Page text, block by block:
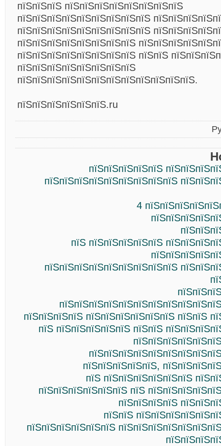
пїЅпїЅпїЅ пїЅпїЅпїЅпїЅпїЅпїЅпїЅпїЅ
пїЅпїЅпїЅпїЅпїЅпїЅпїЅпїЅпїЅ
пїЅпїЅпїЅпїЅпїЅпїЅпїЅпїЅпїЅ
пїЅпїЅпїЅпїЅпїЅпїЅпїЅпїЅ
пїЅпїЅпїЅпїЅпїЅпїЅпїЅпїЅ пїЅпїЅ
пїЅпїЅпїЅпїЅпїЅпїЅпїЅпїЅ
пїЅпїЅпїЅпїЅпїЅпїЅпїЅпїЅпїЅпїЅпїЅпїЅ.
пїЅпїЅпїЅпїЅпїЅпїЅ.ru
пїЅпїЅпїЅпїЅпїЅ
пїЅпїЅпїЅпїЅпїЅпїЅпїЅпїЅпїЅ
4
пїЅ пїЅпїЅпїЅпїЅпїЅ
пїЅпїЅпїЅпїЅпїЅпїЅпїЅпїЅпїЅ
пїЅпїЅпїЅпїЅ пїЅпїЅпїЅпїЅпїЅпїЅ пїЅпїЅ
пїЅ пїЅпїЅпїЅпїЅпїЅ пїЅпїЅ
пїЅпїЅпїЅпїЅпїЅ,
пїЅ пїЅпїЅпїЅпїЅпїЅпїЅ
пїЅпїЅпїЅпїЅпїЅпїЅ пїЅ
пїЅпїЅпїЅпїЅ
пїЅпїЅ
пїЅпїЅпїЅпїЅпїЅпїЅ